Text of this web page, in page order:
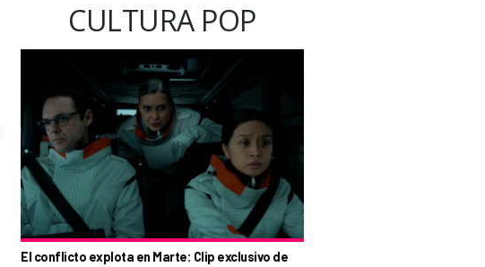
CULTURA POP
El conflicto explota en Marte: Clip exclusivo de